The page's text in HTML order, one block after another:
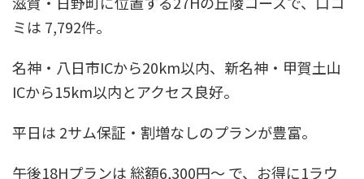
ミは 7,792件。
名神・八日市ICから20km以内、新名神・甲賀土山
ICから15km以内とアクセス良好。
平日は 2サム保証・割増なしのプランが豊富。
午後18Hプランは 総額6,300円〜 で、お得に1ラウ